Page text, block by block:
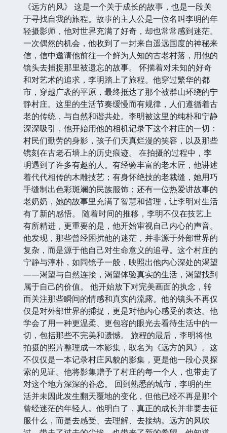
《远方的风》 这是一个关于成长的故事，也是一段关
于寻找自我的旅程。故事的主人公是一位名叫李明的年
轻摄影师，他对世界充满了好奇，却也常常感到迷茫。
一次偶然的机会，他收到了一封来自遥远国度的神秘来
信，信中邀请他前往一个鲜为人知的古老村落，用他的
镜头去捕捉那里被遗忘的故事。 怀揣着对未知的好奇
和对艺术的追求，李明踏上了旅程。他穿过繁华的都
市，穿越广袤的平原，最终抵达了那个被群山环绕的宁
静村庄。这里的生活节奏缓慢而有规律，人们遵循着古
老的传统，与自然和谐共处。李明被这里的纯朴和宁静
深深吸引，他开始用他的相机记录下这个村庄的一切：
村民们勤劳的身影，孩子们天真烂漫的笑容，以及那些
镌刻在古老石墙上的历史痕迹。 在拍摄的过程中，李
明遇到了许多有趣的人。有经验丰富的老木匠，他讲述
着代代相传的木雕技艺；有身怀绝技的老裁缝，她用巧
手缝制出色彩斑斓的民族服饰；还有一位热爱讲故事的
老奶奶，她的故事里充满了智慧和哲理，让李明对生活
有了新的感悟。 随着时间的推移，李明不仅在技艺上
有所精进，更重要的是，他开始审视自己内心的声音。
他发现，那些曾经困扰他的迷茫，并非源于外部世界的
复杂，而是源于他自己对生命意义的追寻。这个村庄的
宁静与淳朴，如同镜子一般，映照出他内心深处的渴望
——渴望与自然连接，渴望体验真实的生活，渴望找到
属于自己的价值。 他开始放下对完美画面的执念，转
而关注那些瞬间的情感和真实的流露。他的镜头不再仅
仅是对外部世界的捕捉，更是对他内心感受的表达。他
学会了用一种更温柔、更包容的眼光去看待生活中的一
切，包括那些不完美和遗憾。 旅程的最后，李明将他
拍摄的照片整理成一本影集，取名为《远方的风》。这
不仅仅是一本记录村庄风貌的影集，更是他一段心灵探
索的见证。他将影集赠予了村庄的每一个人，也带走了
对这个地方深深的眷恋。 回到熟悉的城市，李明的生
活并未因此发生翻天覆地的变化，但他已经不再是那个
曾经迷茫的年轻人。他明白了，真正的成长并非要去征
服什么，而是去感受、去理解、去接纳。远方的风吹